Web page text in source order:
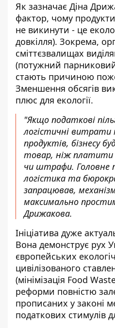
Як зазначає Діна
фактор, чому
не викинути - це
довкілля). Зокрема,
сміттєзвалищах
(потужний
стають причиною
Зменшення обсягів
плюс для екології.
"Якщо податкові
логістичні витрати
продуктів, бізнесу
товар, ніж платити
чи штрафи.
логістика та
запрацював,
максимально
Дрижакова.
Ініціатива дуже
Вона демонструє рух
європейських
цивілізованого
(мінімізація Food
реформи повністю
прописаних у законі
податкових стимулів